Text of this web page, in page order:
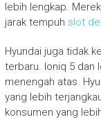
lebih lengkap.
jarak tempuh slot
Hyundai juga tidak
terbaru. Ioniq 5 dan
menengah atas.
yang lebih
konsumen yang